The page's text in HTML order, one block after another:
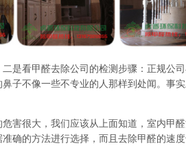
看甲醛去除公司的检测步骤：正规公
子不像一些不专业的人那样到处闻。事
害很大，我们应该从上面知道，室内甲
确的方法进行选择，而且去除甲醛的速度